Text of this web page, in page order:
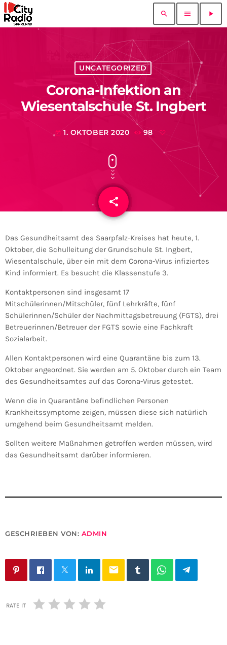
search menu play_arrow
UNCATEGORIZED
Corona-Infektion an
Wiesentalschule St. Ingbert
today 1. OKTOBER 2020 98
share
email
Das Gesundheitsamt des Saarpfalz-Kreises hat heute, 1.
Oktober, die Schulleitung der Grundschule St. Ingbert,
Wiesentalschule, über ein mit dem Corona-Virus infiziertes
Kind informiert. Es besucht die Klassenstufe 3.
Kontaktpersonen sind insgesamt 17
Mitschülerinnen/Mitschüler, fünf Lehrkräfte, fünf
Schülerinnen/Schüler der Nachmittagsbetreuung (FGTS), drei
Betreuerinnen/Betreuer der FGTS sowie eine Fachkraft
Sozialarbeit.
Allen Kontaktpersonen wird eine Quarantäne bis zum 13.
Oktober angeordnet. Sie werden am 5. Oktober durch ein Team
des Gesundheitsamtes auf das Corona-Virus getestet.
Wenn die in Quarantäne befindlichen Personen
Krankheitssymptome zeigen, müssen diese sich natürlich
umgehend beim Gesundheitsamt melden.
Sollten weitere Maßnahmen getroffen werden müssen, wird
das Gesundheitsamt darüber informieren.
GESCHRIEBEN VON: ADMIN
email
RATE IT